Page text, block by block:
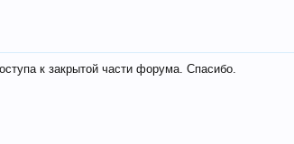
к закрытой части форума. Спасибо.